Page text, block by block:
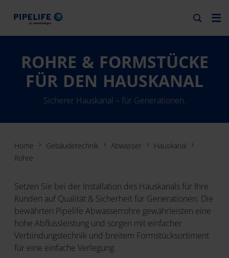
ROHRE & FORMSTÜCKE
FÜR DEN HAUSKANAL
Sicherer Hauskanal – für Generationen.
Home Gebäudetechnik Abwasser
Hauskanal
Rohre
Setzen Sie bei der Installation des Hauskanals für Ihre
Kunden auf Qualität & Sicherheit für Generationen: Die
bewährten Pipelife Abwasserrohre gewährleisten eine
hohe Abflussleistung und sorgen mit einfacher
Verbindungstechnik und breitem Formstücksortiment
für eine einfache Verlegung.